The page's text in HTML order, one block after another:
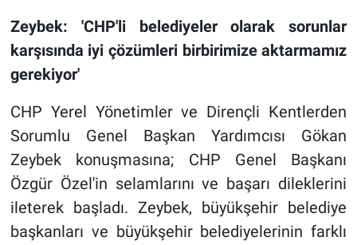
Zeybek: 'CHP'li belediyeler olarak sorunlar
karşısında iyi çözümleri birbirimize aktarmamız
gerekiyor'
CHP Yerel Yönetimler ve Dirençli Kentlerden
Sorumlu Genel Başkan Yardımcısı Gökan
Zeybek konuşmasına; CHP Genel Başkanı
Özgür Özel'in selamlarını ve başarı dileklerini
ileterek başladı. Zeybek, büyükşehir belediye
başkanları ve büyükşehir belediyelerinin farklı